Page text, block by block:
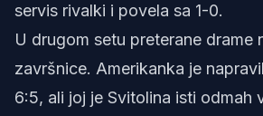
servis rivalki i povela sa 1-0.
U drugom setu preterane drame
završnice. Amerikanka je
6:5, ali joj je Svitolina isti odmah